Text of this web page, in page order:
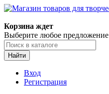
Корзина ждет
Выберите любое предложение
Найти
Вход
Регистрация